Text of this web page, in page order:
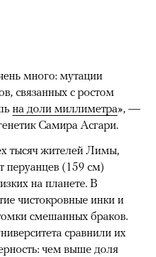
много: мутации
связанных с ростом
на доли миллиметра», —
Самира Асгари.
тысяч жителей Лимы,
перуанцев (159 см)
на планете. В
чистокровные инки и
смешанных браков.
сравнили их
чем выше доля